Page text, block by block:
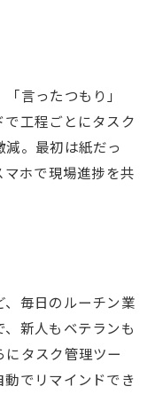
言ったつもり」
工程ごとにタスク
。最初は紙だっ
ホで現場進捗を共
、毎日のルーチン業
新人もベテランも
タスク管理ツー
でリマインドでき